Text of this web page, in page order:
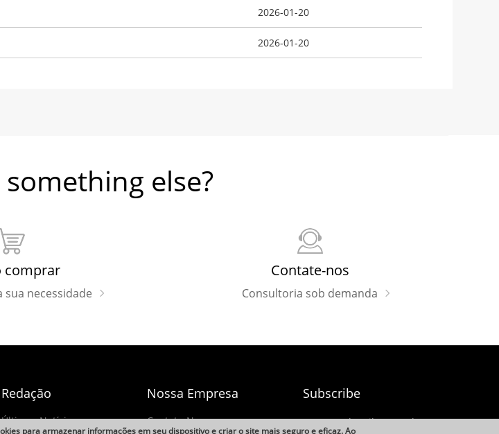
para armazenar informações em seu dispositivo e criar o site mais seguro e eficaz. Ao
2026-01-20
2026-01-20
else?
comprar
sua necessidade
Contate-nos
Consultoria sob demanda
Redação
Últimas Notícias
Nossa Empresa
Contate-Nos
Subscribe
Subscribe Newsletter /